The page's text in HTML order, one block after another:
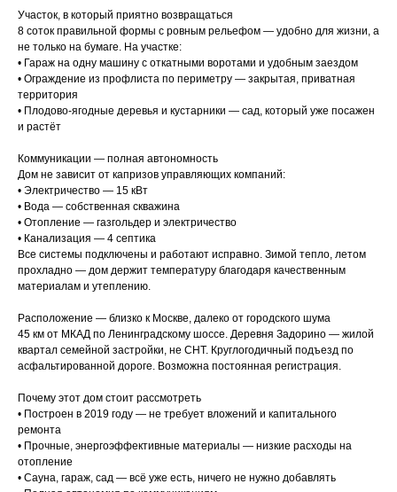
Участок, в который приятно возвращаться
8 соток правильной формы с ровным рельефом — удобно для жизни, а
не только на бумаге. На участке:
• Гараж на одну машину с откатными воротами и удобным заездом
• Ограждение из профлиста по периметру — закрытая, приватная
территория
• Плодово-ягодные деревья и кустарники — сад, который уже посажен
и растёт
Коммуникации — полная автономность
Дом не зависит от капризов управляющих компаний:
• Электричество — 15 кВт
• Вода — собственная скважина
• Отопление — газгольдер и электричество
• Канализация — 4 септика
Все системы подключены и работают исправно. Зимой тепло, летом
прохладно — дом держит температуру благодаря качественным
материалам и утеплению.
Расположение — близко к Москве, далеко от городского шума
45 км от МКАД по Ленинградскому шоссе. Деревня Задорино — жилой
квартал семейной застройки, не СНТ. Круглогодичный подъезд по
асфальтированной дороге. Возможна постоянная регистрация.
Почему этот дом стоит рассмотреть
• Построен в 2019 году — не требует вложений и капитального
ремонта
• Прочные, энергоэффективные материалы — низкие расходы на
отопление
• Сауна, гараж, сад — всё уже есть, ничего не нужно добавлять